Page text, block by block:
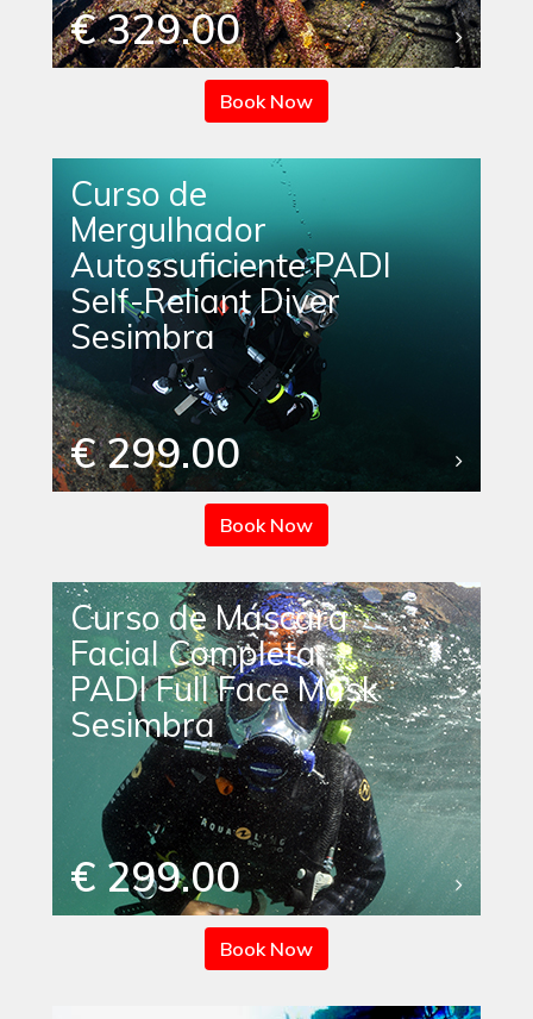
€ 329.00
Book Now
Curso de
Mergulhador
Autossuficiente PADI
Self-Reliant Diver
Sesimbra
€ 299.00
Book Now
Curso de Máscara
Facial Completa
PADI Full Face Mask
Sesimbra
€ 299.00
Book Now